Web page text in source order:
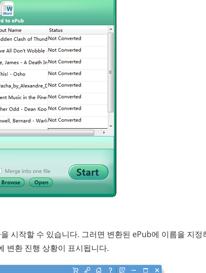
시작할 수 있습니다. 그러면 변환된 ePub에 이름을 지정
변환 진행 상황이 표시됩니다.